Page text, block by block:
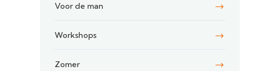
Voor de man
Workshops
Zomer